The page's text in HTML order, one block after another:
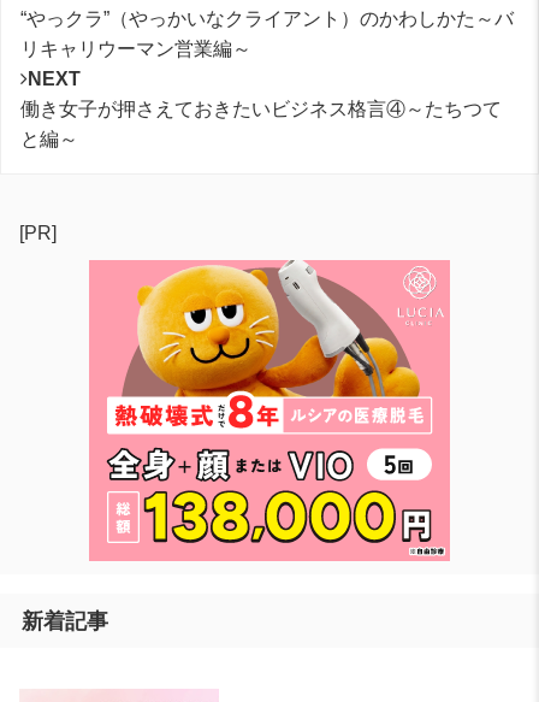
“やっクラ”（やっかいなクライアント）のかわしかた～バ
リキャリウーマン営業編～
NEXT
働き女子が押さえておきたいビジネス格言④～たちつて
と編～
[PR]
新着記事